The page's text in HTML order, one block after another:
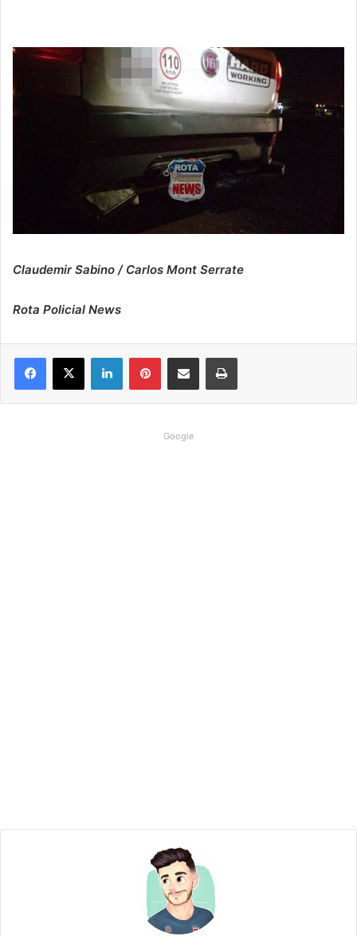
Claudemir Sabino / Carlos Mont Serrate
Rota Policial News
Google